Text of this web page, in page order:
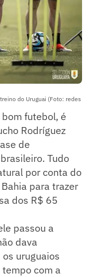
do Uruguai (Foto: redes
futebol, é
Rodríguez
de
Tudo
por conta do
para trazer
dos R$ 65
passou a
dava
uruguaios
com a